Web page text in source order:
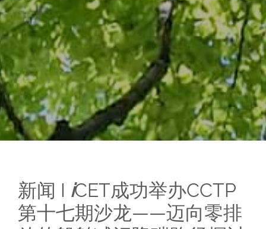
新闻 I iCET成功举办CCTP
第十七期沙龙——迈向零排